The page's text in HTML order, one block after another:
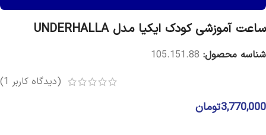
ساعت آموزشی کودک ایکیا مدل UNDERHALLA
شناسه محصول: 105.151.88
(دیدگاه کاربر 1
)
3,770,000تومان